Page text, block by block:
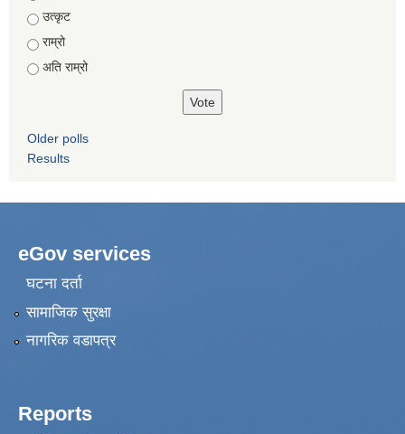
उत्कृट
राम्रो
अति राम्रो
Older polls
Results
eGov services
घटना दर्ता
सामाजिक सुरक्षा
नागरिक वडापत्र
Reports